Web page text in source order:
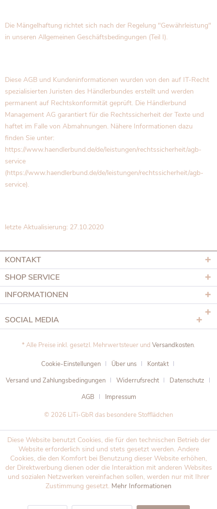
Die Mängelhaftung richtet sich nach der Regelung "Gewährleistung"
in unseren Allgemeinen Geschäftsbedingungen (Teil I).
Diese AGB und Kundeninformationen wurden von den auf IT-Recht
spezialisierten Juristen des Händlerbundes erstellt und werden
permanent auf Rechtskonformität geprüft. Die Händlerbund
Management AG garantiert für die Rechtssicherheit der Texte und
haftet im Falle von Abmahnungen. Nähere Informationen dazu
finden Sie unter:
https://www.haendlerbund.de/de/leistungen/rechtssicherheit/agb-
service
(https://www.haendlerbund.de/de/leistungen/rechtssicherheit/agb-
service).
letzte Aktualisierung: 27.10.2020
KONTAKT
SHOP SERVICE
INFORMATIONEN
SOCIAL MEDIA
* Alle Preise inkl. gesetzl. Mehrwertsteuer und Versandkosten.
Cookie-Einstellungen Über uns
Kontakt
Versand und Zahlungsbedingungen
Widerrufsrecht
Datenschutz
AGB
Impressum
© 2026 LiTi-GbR das besondere Stofflädchen
Diese Website benutzt Cookies, die für den technischen Betrieb der
Website erforderlich sind und stets gesetzt werden. Andere
Cookies, die den Komfort bei Benutzung dieser Website erhöhen,
der Direktwerbung dienen oder die Interaktion mit anderen Websites
und sozialen Netzwerken vereinfachen sollen, werden nur mit Ihrer
Zustimmung gesetzt. Mehr Informationen